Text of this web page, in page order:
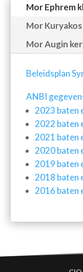
Mor Ephrem
Mor
Mor Augin
Beleidsplan
ANBI
2023 baten
2022 baten
2021 baten
2020 baten
2019 baten
2018 baten
2016 baten